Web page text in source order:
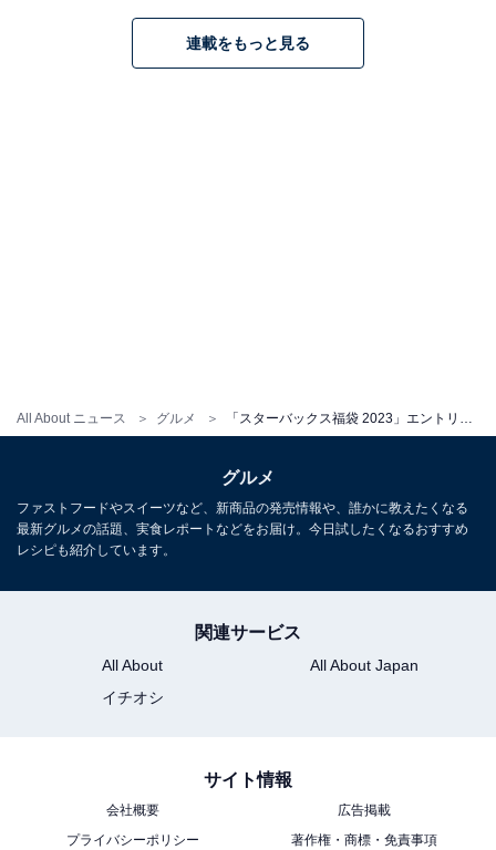
All About ニュース グルメ
全てオンラインでの抽選販売です。エントリー期間があ
ることや店舗では販売されないことなど、注意点を再確
【スタバ新作】クリスマス第1弾フラペは「ストロベリ
冬季限定「スターバックス(R) ホリデーシーズン ブレン
ド」登場！ クリスマスデザインのカップもかわいらしい
子が入ったミニトートが登場
連載をもっと見る
グルメ
ファストフードやスイーツなど、新商品の発売情報や、誰かに教えたくなる
最新グルメの話題、実食レポートなどをお届け。今日試したくなるおすすめ
レシピも紹介しています。
関連サービス
All About
All About Japan
イチオシ
サイト情報
会社概要
広告掲載
プライバシーポリシー
著作権・商標・免責事項